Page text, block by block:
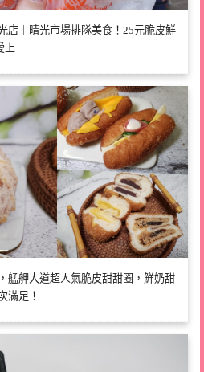
店｜晴光市場排隊美食！25元脆皮鮮
上
艋舺大道超人氣脆皮甜甜圈，鮮奶甜
滿足！